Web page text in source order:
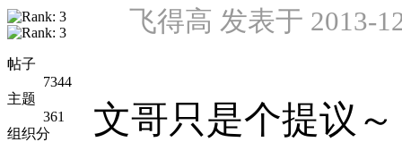
帖子
7344
主题
361
组织分
飞得高 发表于 2013-
文哥只是个提议～